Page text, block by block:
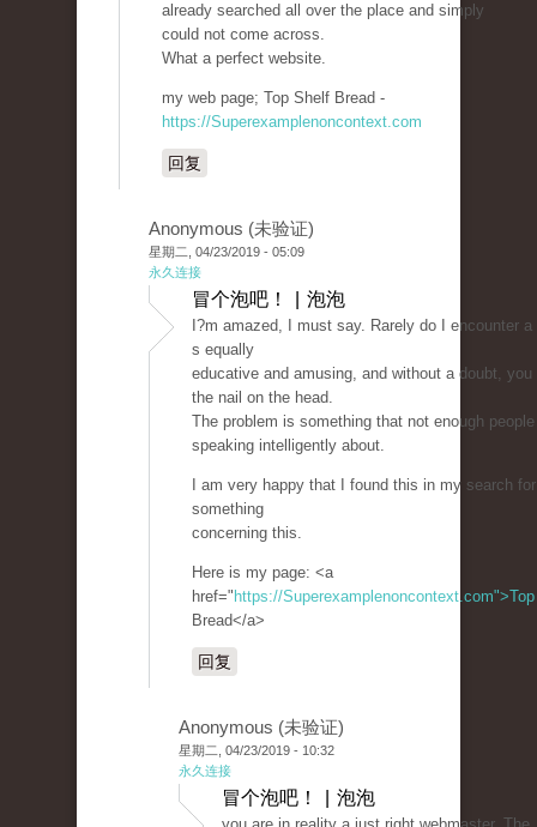
already searched all over the place and simply
could not come across.
What a perfect website.
my web page; Top Shelf Bread -
https://Superexamplenoncontext.com
回复
Anonymous (未验证)
星期二, 04/23/2019 - 05:09
永久连接
冒个泡吧！ | 泡泡
I?m amazed, I must say. Rarely do I encounter a
s equally
educative and amusing, and without a doubt, you
the nail on the head.
The problem is something that not enough
speaking intelligently about.
I am very happy that I found this in my search for
something
concerning this.
Here is my page: <a
href=" https://Superexamplenoncontext.com">Top
Bread</a>
回复
Anonymous (未验证)
星期二, 04/23/2019 - 10:32
永久连接
冒个泡吧！ | 泡泡